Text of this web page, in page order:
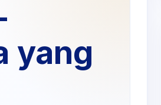
yang